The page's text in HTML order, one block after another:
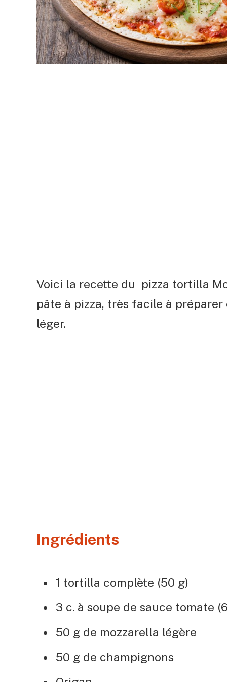
Voici la recette du pizza tortilla
pâte à pizza, très facile à
léger.
Ingrédients
1 tortilla complète (50 g)
3 c. à soupe de sauce tomate
50 g de mozzarella légère
50 g de champignons